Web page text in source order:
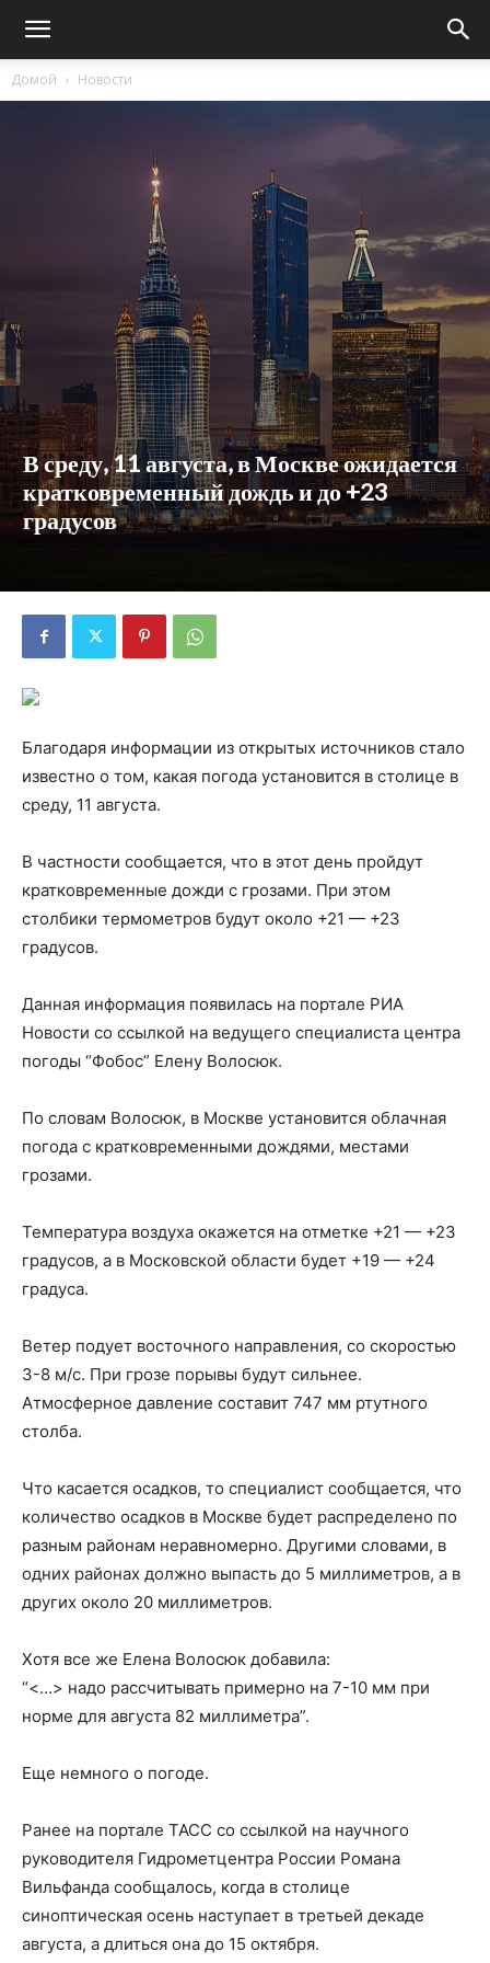
Домой Новости
В среду, 11 августа, в Москве ожидается
кратковременный дождь и до +23
градусов
Благодаря информации из открытых источников стало
известно о том, какая погода установится в столице в
среду, 11 августа.
В частности сообщается, что в этот день пройдут
кратковременные дожди с грозами. При этом
столбики термометров будут около +21 — +23
градусов.
Данная информация появилась на портале РИА
Новости со ссылкой на ведущего специалиста центра
погоды “Фобос” Елену Волосюк.
По словам Волосюк, в Москве установится облачная
погода с кратковременными дождями, местами
грозами.
Температура воздуха окажется на отметке +21 — +23
градусов, а в Московской области будет +19 — +24
градуса.
Ветер подует восточного направления, со скоростью
3-8 м/с. При грозе порывы будут сильнее.
Атмосферное давление составит 747 мм ртутного
столба.
Что касается осадков, то специалист сообщается, что
количество осадков в Москве будет распределено по
разным районам неравномерно. Другими словами, в
одних районах должно выпасть до 5 миллиметров, а в
других около 20 миллиметров.
Хотя все же Елена Волосюк добавила:
“<…> надо рассчитывать примерно на 7-10 мм при
норме для августа 82 миллиметра”.
Еще немного о погоде.
Ранее на портале ТАСС со ссылкой на научного
руководителя Гидрометцентра России Романа
Вильфанда сообщалось, когда в столице
синоптическая осень наступает в третьей декаде
августа, а длиться она до 15 октября.